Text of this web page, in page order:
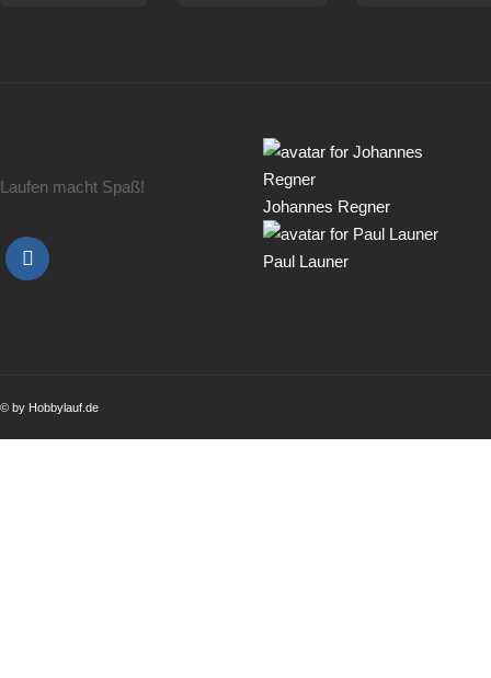
Laufen macht Spaß!
Johannes Regner
Paul Launer
© by Hobbylauf.de